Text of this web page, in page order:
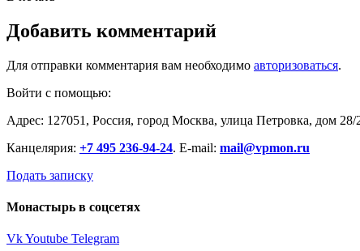
Добавить комментарий
Для отправки комментария вам необходимо авторизоваться.
Войти с помощью:
Адрес: 127051, Россия, город Москва, улица Петровка, дом 28/
Канцелярия: +7 495 236-94-24. E-mail: mail@vpmon.ru
Подать записку
Монастырь в соцсетях
VkYoutube Telegram